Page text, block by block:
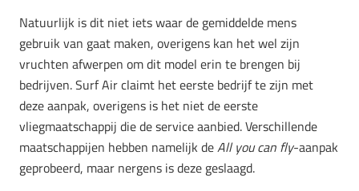
Natuurlijk is dit niet iets waar de gemiddelde mens
gebruik van gaat maken, overigens kan het wel zijn
vruchten afwerpen om dit model erin te brengen bij
bedrijven. Surf Air claimt het eerste bedrijf te zijn met
deze aanpak, overigens is het niet de eerste
vliegmaatschappij die de service aanbied. Verschillende
maatschappijen hebben namelijk deAll you can fly-aanpak
geprobeerd, maar nergens is deze geslaagd.